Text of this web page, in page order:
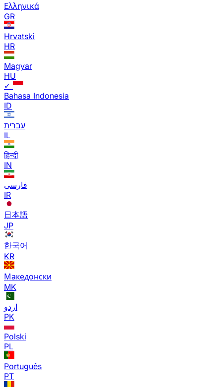
Ελληνικά
GR
Hrvatski
HR
Magyar
HU
✓
Bahasa Indonesia
ID
עברית
IL
हिन्दी
IN
فارسی
IR
日本語
JP
한국어
KR
Македонски
MK
اردو
PK
Polski
PL
Português
PT